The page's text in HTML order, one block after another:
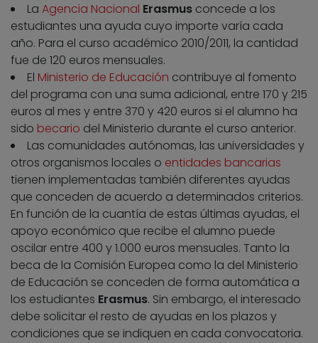
La Agencia Nacional Erasmus concede a los
estudiantes una ayuda cuyo importe varía cada
año. Para el curso académico 2010/2011, la cantidad
fue de 120 euros mensuales.
El Ministerio de Educación contribuye al fomento
del programa con una suma adicional, entre 170 y 215
euros al mes y entre 370 y 420 euros si el alumno ha
sido becario del Ministerio durante el curso anterior.
Las comunidades autónomas, las universidades y
otros organismos locales o entidades bancarias
tienen implementadas también diferentes ayudas
que conceden de acuerdo a determinados criterios.
En función de la cuantía de estas últimas ayudas, el
apoyo económico que recibe el alumno puede
oscilar entre 400 y 1.000 euros mensuales. Tanto la
beca de la Comisión Europea como la del Ministerio
de Educación se conceden de forma automática a
los estudiantes Erasmus. Sin embargo, el interesado
debe solicitar el resto de ayudas en los plazos y
condiciones que se indiquen en cada convocatoria.